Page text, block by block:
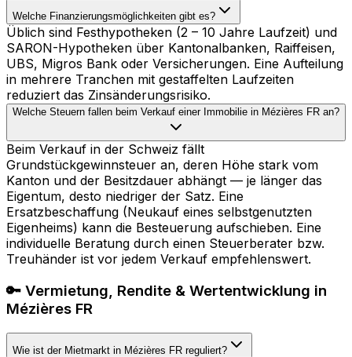
Welche Finanzierungsmöglichkeiten gibt es?
Üblich sind Festhypotheken (2 – 10 Jahre Laufzeit) und
SARON-Hypotheken über Kantonalbanken, Raiffeisen,
UBS, Migros Bank oder Versicherungen. Eine Aufteilung
in mehrere Tranchen mit gestaffelten Laufzeiten
reduziert das Zinsänderungsrisiko.
Welche Steuern fallen beim Verkauf einer Immobilie in Mézières FR an?
Beim Verkauf in der Schweiz fällt
Grundstückgewinnsteuer an, deren Höhe stark vom
Kanton und der Besitzdauer abhängt — je länger das
Eigentum, desto niedriger der Satz. Eine
Ersatzbeschaffung (Neukauf eines selbstgenutzten
Eigenheims) kann die Besteuerung aufschieben. Eine
individuelle Beratung durch einen Steuerberater bzw.
Treuhänder ist vor jedem Verkauf empfehlenswert.
🔑 Vermietung, Rendite & Wertentwicklung in
Mézières FR
Wie ist der Mietmarkt in Mézières FR reguliert?